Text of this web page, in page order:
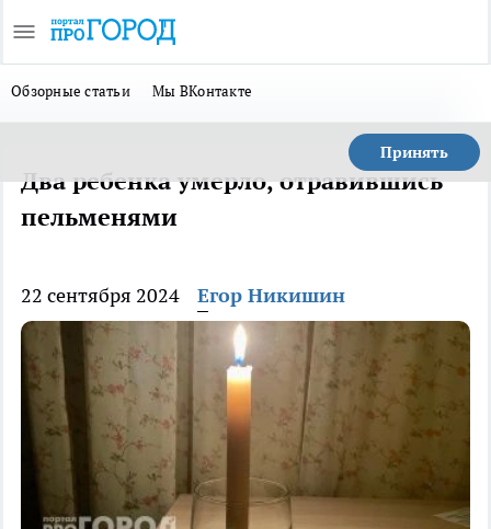
Обзорные статьи Мы ВКонтакте
Принять
Два ребенка умерло, отравившись
пельменями
22 сентября 2024 Егор Никишин